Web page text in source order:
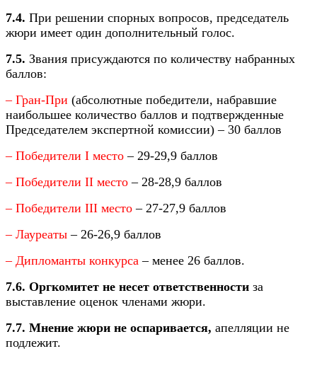
7.4. При решении спорных вопросов, председатель
жюри имеет один дополнительный голос.
7.5. Звания присуждаются по количеству набранных
баллов:
– Гран-При (абсолютные победители, набравшие
наибольшее количество баллов и подтвержденные
Председателем экспертной комиссии) – 30 баллов
– Победители I место – 29-29,9 баллов
– Победители II место – 28-28,9 баллов
– Победители III место – 27-27,9 баллов
– Лауреаты – 26-26,9 баллов
– Дипломанты конкурса – менее 26 баллов.
7.6. Оргкомитет не несет ответственности за
выставление оценок членами жюри.
7.7. Мнение жюри не оспаривается, апелляции не
подлежит.